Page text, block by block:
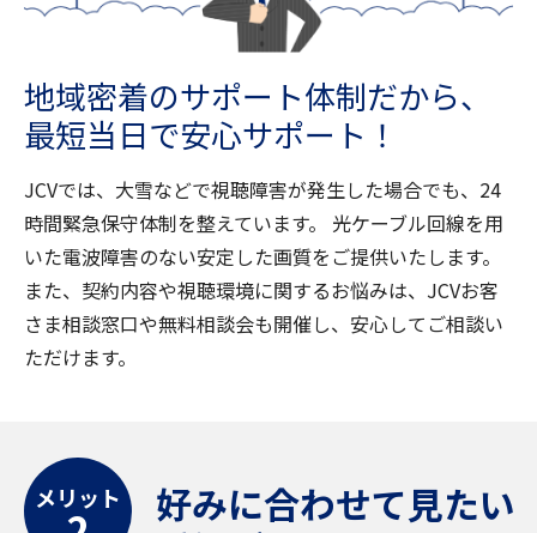
地域密着のサポート体制だから、
最短当日で安心サポート！
JCVでは、大雪などで視聴障害が発生した場合でも、24
時間緊急保守体制を整えています。
光ケーブル回線を用
いた電波障害のない安定した画質をご提供いたします。
また、契約内容や視聴環境に関するお悩みは、JCVお客
さま相談窓口や無料相談会も開催し、安心してご相談い
ただけます。
メリット
好みに合わせて見たい